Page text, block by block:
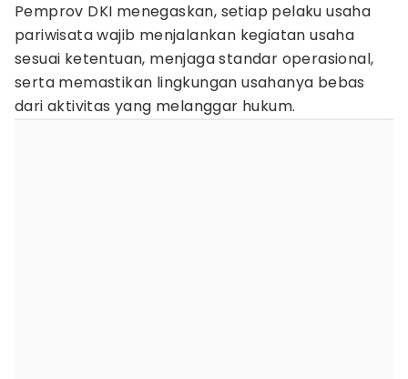
Pemprov DKI menegaskan, setiap pelaku usaha
pariwisata wajib menjalankan kegiatan usaha
sesuai ketentuan, menjaga standar operasional,
serta memastikan lingkungan usahanya bebas
dari aktivitas yang melanggar hukum.